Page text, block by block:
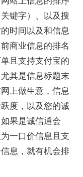
键字）、以及搜
时间以及和信息
商业信息的排名
且支持支付宝的
其是信息标题末
上做生意，信息
度，以及您的诚
果是诚信通会
一口价信息且支
息，就有机会排